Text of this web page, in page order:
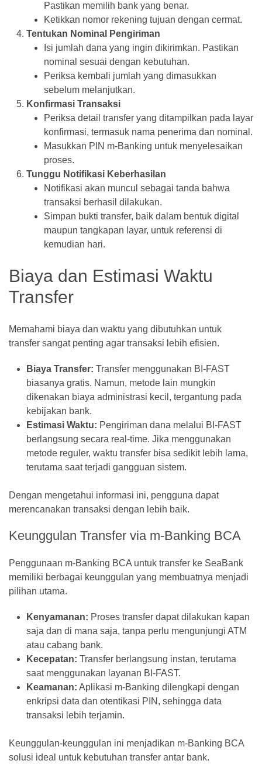
Pastikan memilih bank yang benar.
Ketikkan nomor rekening tujuan dengan cermat.
Tentukan Nominal Pengiriman
Isi jumlah dana yang ingin dikirimkan. Pastikan
nominal sesuai dengan kebutuhan.
Periksa kembali jumlah yang dimasukkan
sebelum melanjutkan.
Konfirmasi Transaksi
Periksa detail transfer yang ditampilkan pada layar
konfirmasi, termasuk nama penerima dan nominal.
Masukkan PIN m-Banking untuk menyelesaikan
proses.
Tunggu Notifikasi Keberhasilan
Notifikasi akan muncul sebagai tanda bahwa
transaksi berhasil dilakukan.
Simpan bukti transfer, baik dalam bentuk digital
maupun tangkapan layar, untuk referensi di
kemudian hari.
Biaya dan Estimasi Waktu
Transfer
Memahami biaya dan waktu yang dibutuhkan untuk
transfer sangat penting agar transaksi lebih efisien.
Biaya Transfer: Transfer menggunakan BI-FAST
biasanya gratis. Namun, metode lain mungkin
dikenakan biaya administrasi kecil, tergantung pada
kebijakan bank.
Estimasi Waktu: Pengiriman dana melalui BI-FAST
berlangsung secara real-time. Jika menggunakan
metode reguler, waktu transfer bisa sedikit lebih lama,
terutama saat terjadi gangguan sistem.
Dengan mengetahui informasi ini, pengguna dapat
merencanakan transaksi dengan lebih baik.
Keunggulan Transfer via m-Banking BCA
Penggunaan m-Banking BCA untuk transfer ke SeaBank
memiliki berbagai keunggulan yang membuatnya menjadi
pilihan utama.
Kenyamanan: Proses transfer dapat dilakukan kapan
saja dan di mana saja, tanpa perlu mengunjungi ATM
atau cabang bank.
Kecepatan: Transfer berlangsung instan, terutama
saat menggunakan layanan BI-FAST.
Keamanan: Aplikasi m-Banking dilengkapi dengan
enkripsi data dan otentikasi PIN, sehingga data
transaksi lebih terjamin.
Keunggulan-keunggulan ini menjadikan m-Banking BCA
solusi ideal untuk kebutuhan transfer antar bank.